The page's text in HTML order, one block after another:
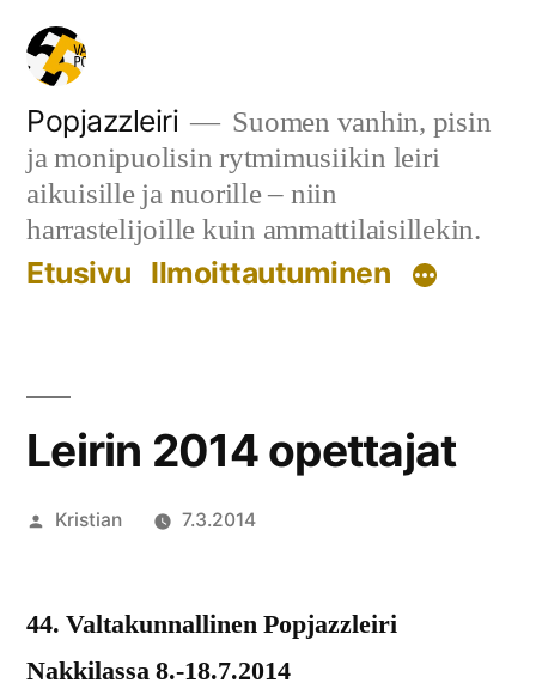
Siirry
sisältöön
Popjazzleiri
Suomen vanhin, pisin
ja monipuolisin rytmimusiikin leiri
aikuisille ja nuorille – niin
harrastelijoille kuin ammattilaisillekin.
Etusivu Ilmoittautuminen
Leirin 2014 opettajat
Artikkelin
Kristian 7.3.2014
kommenttia
artikkeliin
Leirin
44. Valtakunnallinen Popjazzleiri
Nakkilassa 8.-18.7.2014